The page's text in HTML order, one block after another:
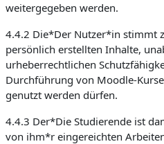
weitergegeben werden.
4.4.2 Die*Der Nutzer*in stimmt
persönlich erstellten Inhalte,
urheberrechtlichen
Durchführung von Moodle-
genutzt werden dürfen.
4.4.3 Der*Die Studierende ist
von ihm*r eingereichten